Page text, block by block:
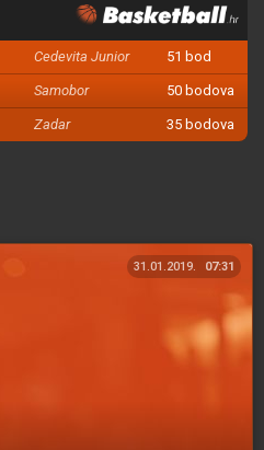
Cedevita Junior 51 bod
Samobor 50 bodova
Zadar 35 bodova
31.01.2019. 07:31